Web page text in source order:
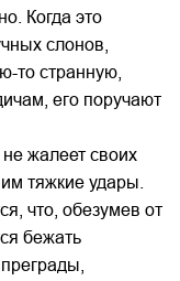
Когда это
слонов,
то странную,
его поручают
жалеет своих
тяжкие удары.
что, обезумев от
бежать